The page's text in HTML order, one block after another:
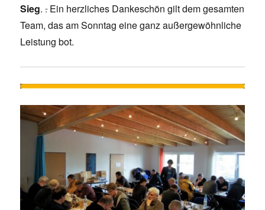
Sieg..Ein herzliches Dankeschön gilt dem gesamten
Team, das am Sonntag eine ganz außergewöhnliche
Leistung bot.